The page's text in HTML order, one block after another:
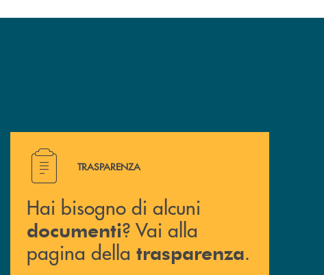
Hai bisogno di alcuni documenti ? Vai alla pagina della
TRASPARENZA
Hai bisogno di alcuni
documenti? Vai alla
pagina della trasparenza.